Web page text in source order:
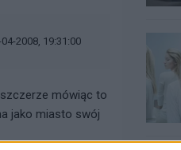
04-2008, 19:31:00
mówiąc to
jako miasto swój